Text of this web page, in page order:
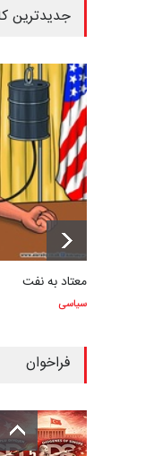
جدیدترین
معتاد به نفت
سیاسی
فراخوان